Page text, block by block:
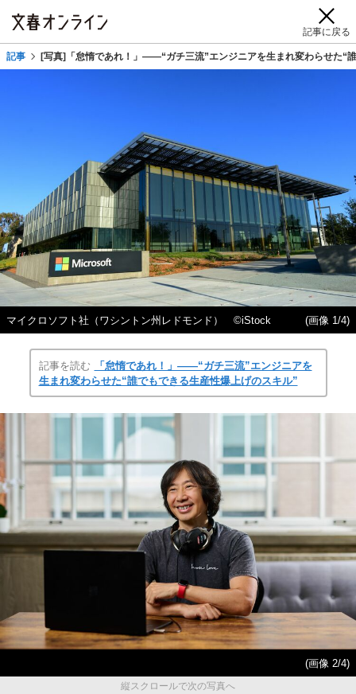
記事に戻る
記事 [写真]「怠惰であれ！」――“ガチ三流”エンジニアを生まれ変わらせた“
マイクロソフト社（ワシントン州レドモンド） ©iStock (画像 1/4)
記事を読む
「怠惰であれ！」――“ガチ三流”エンジニアを
生まれ変わらせた“誰でもできる生産性爆上げのスキル”
(画像 2/4)
縦スクロールで次の写真へ